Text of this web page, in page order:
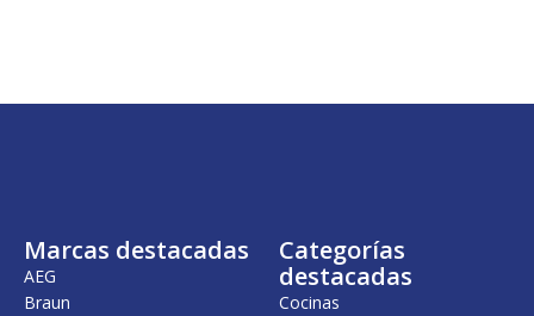
g
a
:
2
u
,
0
Marcas destacadas
AEG
Braun
Categorías
destacadas
Cocinas